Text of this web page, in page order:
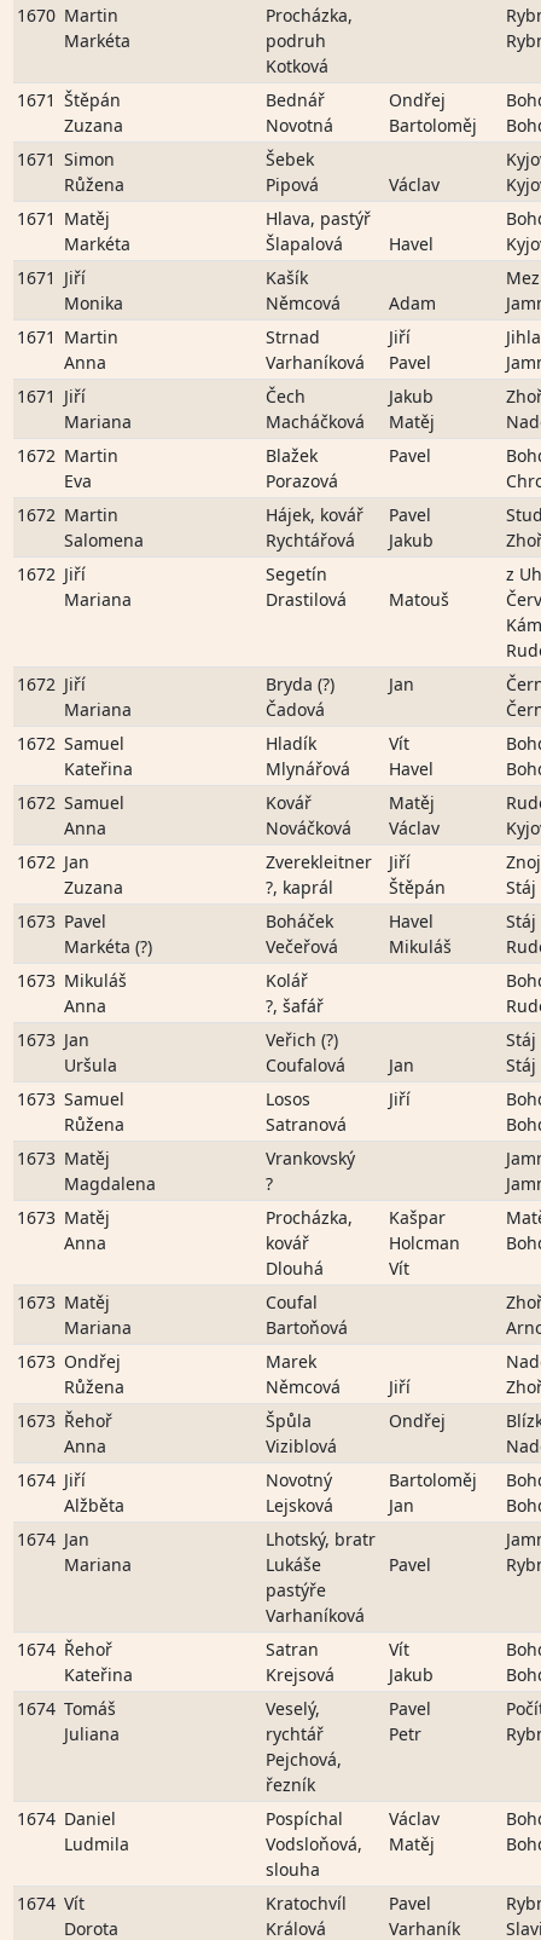
1670 Martin
Markéta
Procházka,
podruh
Kotková
1671 Štěpán
Zuzana
Bednář
Novotná
Ondřej
Bartoloměj
1671 Simon
Růžena
Šebek
Pipová
Václav
1671 Matěj
Markéta
Hlava, pastýř
Šlapalová
Havel
1671 Jiří
Monika
Kašík
Němcová
Adam
1671 Martin
Anna
Strnad
Varhaníková
Jiří
Pavel
1671 Jiří
Mariana
Čech
Macháčková
Jakub
Matěj
1672 Martin
Eva
Blažek
Porazová
Pavel
1672 Martin
Salomena
Hájek, kovář
Rychtářová
Pavel
Jakub
1672 Jiří
Mariana
Segetín
Drastilová
Matouš
z
1672 Jiří
Mariana
Bryda (?)
Čadová
Jan
1672 Samuel
Kateřina
Hladík
Mlynářová
Vít
Havel
1672 Samuel
Anna
Kovář
Nováčková
Matěj
Václav
1672 Jan
Zuzana
Zverekleitner
?, kaprál
Jiří
Štěpán
Stáj
1673 Pavel
Markéta (?)
Boháček
Večeřová
Havel
Mikuláš
Stáj
1673 Mikuláš
Anna
Kolář
?, šafář
1673 Jan
Uršula
Veřich (?)
Coufalová
Jan
Stáj
Stáj
1673 Samuel
Růžena
Losos
Satranová
Jiří
1673 Matěj
Magdalena
Vrankovský
?
1673 Matěj
Anna
Procházka,
kovář
Dlouhá
Kašpar
Holcman
Vít
1673 Matěj
Mariana
Coufal
Bartoňová
1673 Ondřej
Růžena
Marek
Němcová
Jiří
1673 Řehoř
Anna
Špůla
Viziblová
Ondřej
1674 Jiří
Alžběta
Novotný
Lejsková
Bartoloměj
Jan
1674 Jan
Mariana
Lhotský, bratr
Lukáše
pastýře
Varhaníková
Pavel
1674 Řehoř
Kateřina
Satran
Krejsová
Vít
Jakub
1674 Tomáš
Juliana
Veselý,
rychtář
Pejchová,
řezník
Pavel
Petr
1674 Daniel
Ludmila
Pospíchal
Vodsloňová,
slouha
Václav
Matěj
1674 Vít
Dorota
Kratochvíl
Králová
Pavel
Varhaník